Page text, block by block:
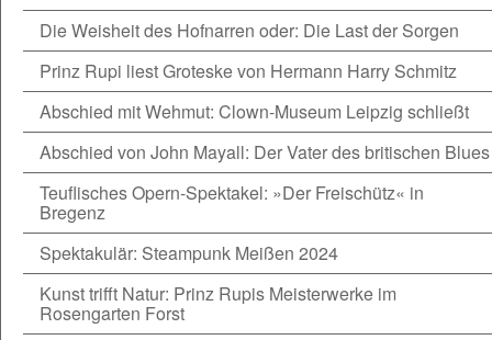
Die Weisheit des Hofnarren oder: Die Last der Sorgen
Prinz Rupi liest Groteske von Hermann Harry Schmitz
Abschied mit Wehmut: Clown-Museum Leipzig schließt
Abschied von John Mayall: Der Vater des britischen Blues
Teuflisches Opern-Spektakel: »Der Freischütz« in
Bregenz
Spektakulär: Steampunk Meißen 2024
Kunst trifft Natur: Prinz Rupis Meisterwerke im
Rosengarten Forst